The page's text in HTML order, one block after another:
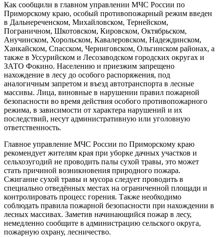
Как сообщили в главном управлении МЧС России по
Приморскому краю, особый противопожарный режим введен
в Дальнереченском, Михайловском, Тернейском,
Пограничном, Шкотовском, Кировском, Октябрьском,
Анучинском, Хорольском, Кавалеровском, Надеждинском,
Ханкайском, Спасском, Черниговском, Ольгинском районах, а
также в Уссурийском и Лесозаводском городских округах и
ЗАТО Фокино. Населению и приезжим запрещено
нахождение в лесу до особого распоряжения, под
аналогичным запретом и въезд автотранспорта в лесные
массивы. Лица, виновные в нарушении правил пожарной
безопасности во время действия особого противопожарного
режима, в зависимости от характера нарушений и их
последствий, несут административную или уголовную
ответственность.
Главное управление МЧС России по Приморскому краю
рекомендует жителям края при уборке дачных участков и
сельхозугодий не проводить палы сухой травы, это может
стать причиной возникновения природного пожара.
Сжигание сухой травы и мусора следует проводить в
специально отведённых местах на ограниченной площади и
контролировать процесс горения. Также необходимо
соблюдать правила пожарной безопасности при нахождении в
лесных массивах. Заметив начинающийся пожар в лесу,
немедленно сообщите в администрацию сельского округа,
пожарную охрану, лесничество.